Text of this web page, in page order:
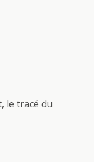
le tracé du